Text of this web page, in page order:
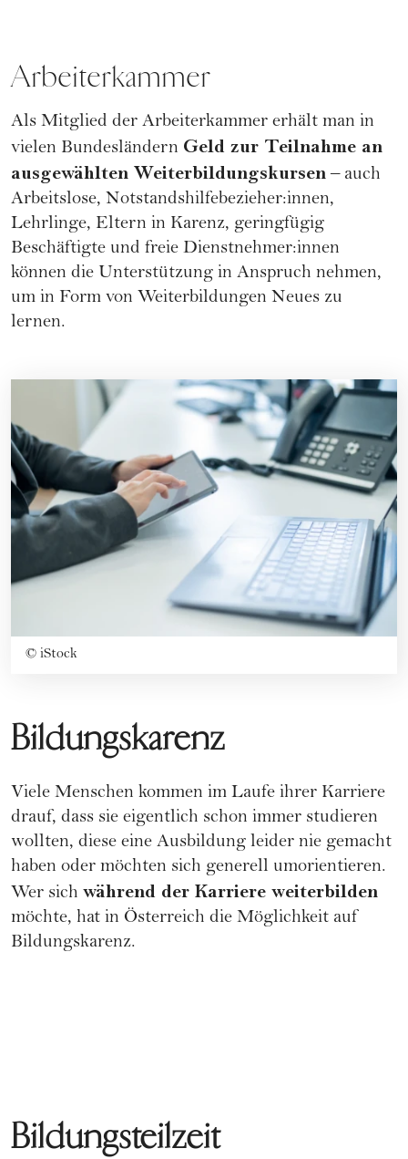
Arbeiterkammer
Als Mitglied der Arbeiterkammer erhält man in
vielen Bundesländern Geld zur Teilnahme an
ausgewählten Weiterbildungskursen– auch
Arbeitslose, Notstandshilfebezieher:innen,
Lehrlinge, Eltern in Karenz, geringfügig
Beschäftigte und freie Dienstnehmer:innen
können die Unterstützung in Anspruch nehmen,
um in Form von Weiterbildungen Neues zu
lernen.
© iStock
Bildungskarenz
Viele Menschen kommen im Laufe ihrer Karriere
drauf, dass sie eigentlich schon immer studieren
wollten, diese eine Ausbildung leider nie gemacht
haben oder möchten sich generell umorientieren.
Wer sich während der Karriere weiterbilden
möchte, hat in Österreich die Möglichkeit auf
Bildungskarenz.
Bildungsteilzeit